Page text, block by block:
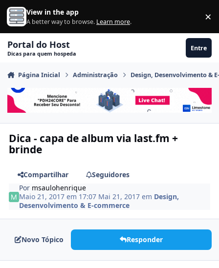
Ir para conteúdo
View in the app
A better way to browse. Learn more. ×
Portal do Host
Dicas para quem hospeda
Entre
Página Inicial Administração Design, Desenvolvimento &
Dica - capa de album via last.fm +
brinde
Compartilhar
Seguidores
Por msaulohenrique
Maio 21, 2017 em 17:07 Mai 21, 2017 em Design,
Desenvolvimento & E-commerce
Novo Tópico Responder